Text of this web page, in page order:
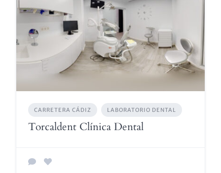
CARRETERA CÁDIZ LABORATORIO DENTAL
Torcaldent Clínica Dental